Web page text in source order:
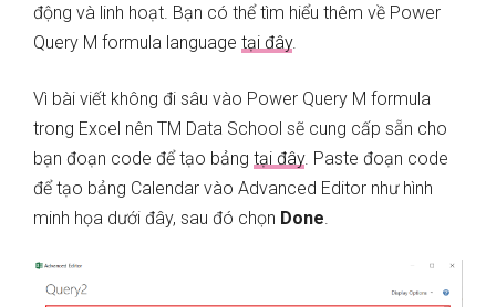
động và linh hoạt. Bạn có thể tìm hiểu thêm về Power
Query M formula language tại đây.
Vì bài viết không đi sâu vào Power Query M formula
trong Excel nên TM Data School sẽ cung cấp sẵn cho
bạn đoạn code để tạo bảng tại đây. Paste đoạn code
để tạo bảng Calendar vào Advanced Editor như hình
minh họa dưới đây, sau đó chọn Done